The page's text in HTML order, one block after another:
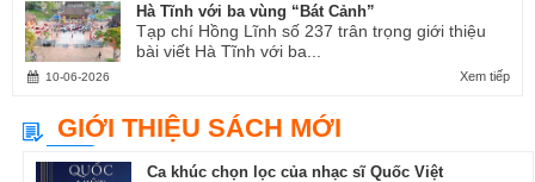
Hà Tĩnh với ba vùng “Bát Cảnh”
Tạp chí Hồng Lĩnh số 237 trân trọng giới thiệu
bài viết Hà Tĩnh với ba...
Xem tiếp
10-06-2026
GIỚI THIỆU SÁCH MỚI
Ca khúc chọn lọc của nhạc sĩ Quốc Việt